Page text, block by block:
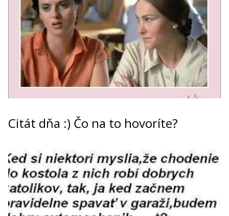
Citát dňa :) Čo na to hovoríte?